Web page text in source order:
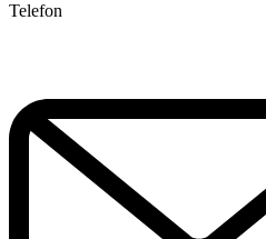
Telefon